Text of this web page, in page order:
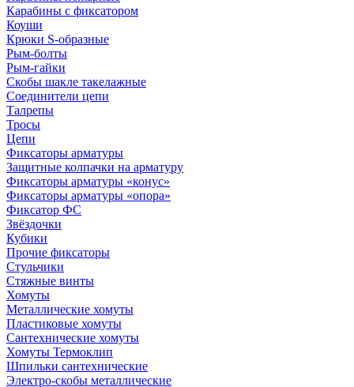
Карабины с фиксатором
Коуши
Крюки S-образные
Рым-болты
Рым-гайки
Скобы шакле такелажные
Соединители цепи
Талрепы
Тросы
Цепи
Фиксаторы арматуры
Защитные колпачки на арматуру
Фиксаторы арматуры «конус»
Фиксаторы арматуры «опора»
Фиксатор ФС
Звёздочки
Кубики
Прочие фиксаторы
Стульчики
Стяжные винты
Хомуты
Металлические хомуты
Пластиковые хомуты
Сантехнические хомуты
Хомуты Термоклип
Шпильки сантехнические
Электро-скобы металлические